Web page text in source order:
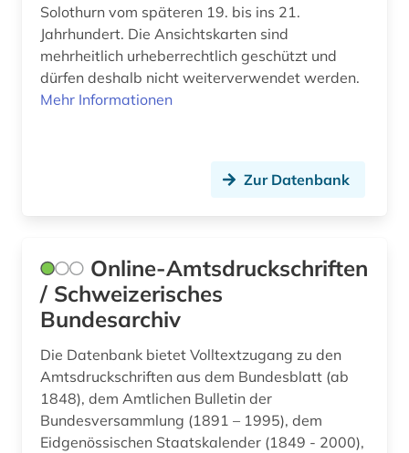
österreich (15)
Solothurn vom späteren 19. bis ins 21.
Jahrhundert. Die Ansichtskarten sind
mehrheitlich urheberrechtlich geschützt und
dürfen deshalb nicht weiterverwendet werden.
Mehr Informationen
Zur Datenbank
Online-Amtsdruckschriften
/ Schweizerisches
Bundesarchiv
Die Datenbank bietet Volltextzugang zu den
Amtsdruckschriften aus dem Bundesblatt (ab
1848), dem Amtlichen Bulletin der
Bundesversammlung (1891 – 1995), dem
Eidgenössischen Staatskalender (1849 - 2000),